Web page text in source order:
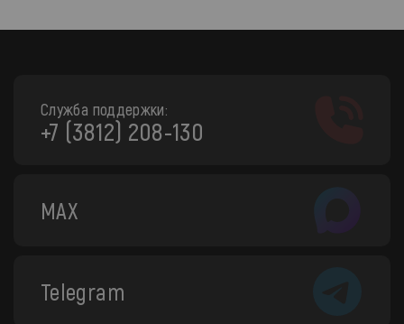
Служба поддержки:
+7 (3812) 208-130
MAX
Telegram